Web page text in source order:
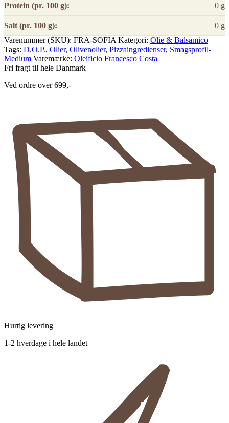
Protein (pr. 100 g): 0 g
Salt (pr. 100 g):
0 g
Varenummer (SKU): FRA-SOFIA Kategori: Olie & Balsamico
Tags: D.O.P., Olier, Olivenolier, Pizzaingredienser, Smagsprofil-
Medium Varemærke: Oleificio Francesco Costa
Fri fragt til hele Danmark
Ved ordre over 699,-
Hurtig levering
1-2 hverdage i hele landet